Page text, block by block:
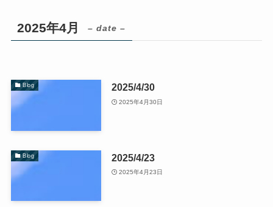
2025年4月 – date –
Blog 2025/4/30
2025年4月30日
Blog 2025/4/23
2025年4月23日